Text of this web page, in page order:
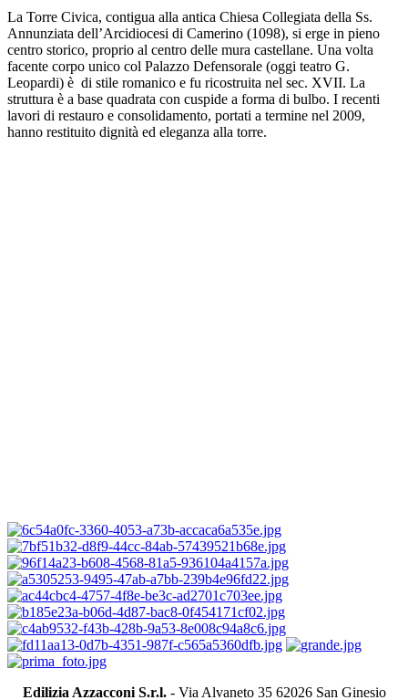
La Torre Civica, contigua alla antica Chiesa Collegiata della Ss.
Annunziata dell’Arcidiocesi di Camerino (1098), si erge in pieno
centro storico, proprio al centro delle mura castellane. Una volta
facente corpo unico col Palazzo Defensorale (oggi teatro G.
Leopardi) è di stile romanico e fu ricostruita nel sec. XVII. La
struttura è a base quadrata con cuspide a forma di bulbo. I recenti
lavori di restauro e consolidamento, portati a termine nel 2009,
hanno restituito dignità ed eleganza alla torre.
Edilizia Azzacconi S.r.l.- Via Alvaneto 35 62026 San Ginesio